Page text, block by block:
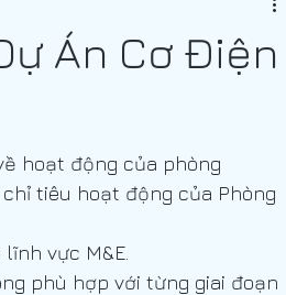
Hà Nội
Mưu Tổng Hợp
Án Cơ Điện
hoạt động của phòng
tiêu hoạt động của Phòng
vực M&E.
phù hợp với từng giai đoạn